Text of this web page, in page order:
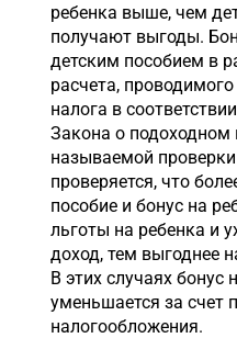
ребенка выше, чем
получают выгоды.
детским пособием в
расчета,
налога в
Закона о подоходном
называемой
проверяется, что
пособие и бонус на
льготы на ребенка и
доход, тем выгоднее
В этих случаях бонус
уменьшается за счет
налогообложения.